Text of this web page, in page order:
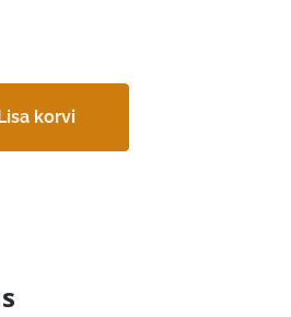
korvi